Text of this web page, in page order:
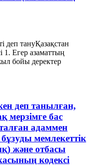
деп тануҚазақстан
Егер азаматтың
бойы деректер
деп танылған,
мерзімге бас
адаммен
мемлекеттік
және отбасы
кодексі